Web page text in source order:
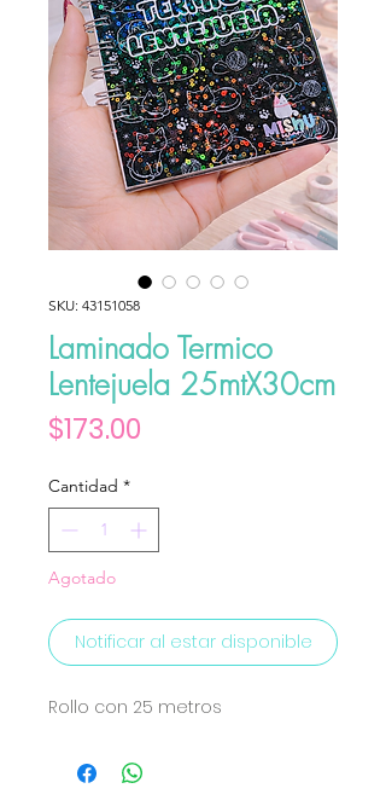
SKU: 43151058
Laminado Termico
Lentejuela 25mtX30cm
$173.00
Cantidad *
Agotado
Notificar al estar disponible
Rollo con 25 metros